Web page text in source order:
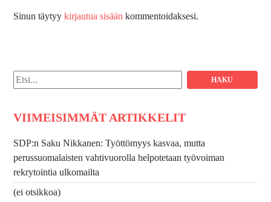
Sinun täytyykirjautua sisään kommentoidaksesi.
Hae:
VIIMEISIMMÄT ARTIKKELIT
SDP:n Saku Nikkanen: Työttömyys kasvaa, mutta
perussuomalaisten vahtivuorolla helpotetaan työvoiman
rekrytointia ulkomailta
(ei otsikkoa)